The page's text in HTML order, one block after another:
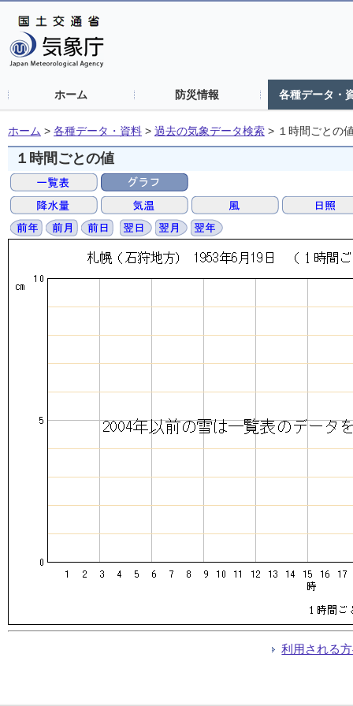
ホーム 防災情報 各種データ・
ホーム > 各種データ・資料 > 過去の気象データ検索 > １時間ごとの
１時間ごとの値
利用される